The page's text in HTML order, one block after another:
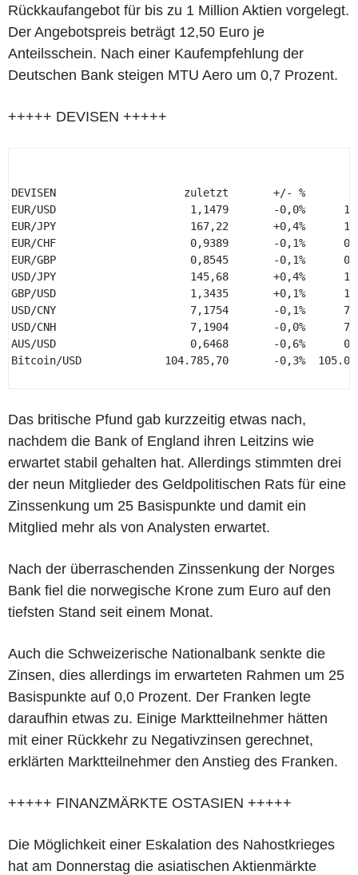
Rückkaufangebot für bis zu 1 Million Aktien vorgelegt.
Der Angebotspreis beträgt 12,50 Euro je
Anteilsschein. Nach einer Kaufempfehlung der
Deutschen Bank steigen MTU Aero um 0,7 Prozent.
+++++ DEVISEN +++++
DEVISEN                    zuletzt       +/- %
EUR/USD                     1,1479       -0,0%
EUR/JPY                     167,22       +0,4%
EUR/CHF                     0,9389       -0,1%
EUR/GBP                     0,8545       -0,1%
USD/JPY                     145,68       +0,4%
GBP/USD                     1,3435       +0,1%
USD/CNY                     7,1754       -0,1%
USD/CNH                     7,1904       -0,0%
AUS/USD                     0,6468       -0,6%
Bitcoin/USD             104.785,70       -0,3%
Das britische Pfund gab kurzzeitig etwas nach,
nachdem die Bank of England ihren Leitzins wie
erwartet stabil gehalten hat. Allerdings stimmten drei
der neun Mitglieder des Geldpolitischen Rats für eine
Zinssenkung um 25 Basispunkte und damit ein
Mitglied mehr als von Analysten erwartet.
Nach der überraschenden Zinssenkung der Norges
Bank fiel die norwegische Krone zum Euro auf den
tiefsten Stand seit einem Monat.
Auch die Schweizerische Nationalbank senkte die
Zinsen, dies allerdings im erwarteten Rahmen um 25
Basispunkte auf 0,0 Prozent. Der Franken legte
daraufhin etwas zu. Einige Marktteilnehmer hätten
mit einer Rückkehr zu Negativzinsen gerechnet,
erklärten Marktteilnehmer den Anstieg des Franken.
+++++ FINANZMÄRKTE OSTASIEN +++++
Die Möglichkeit einer Eskalation des Nahostkrieges
hat am Donnerstag die asiatischen Aktienmärkte